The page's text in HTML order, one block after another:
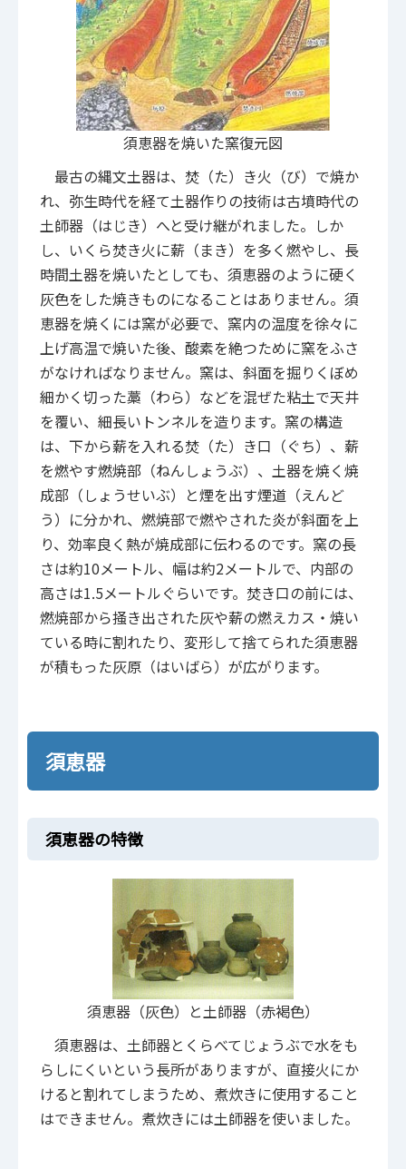
須恵器を焼いた窯復元図
最古の縄文土器は、焚（た）き火（び）で焼か
れ、弥生時代を経て土器作りの技術は古墳時代の
土師器（はじき）へと受け継がれました。しか
し、いくら焚き火に薪（まき）を多く燃やし、長
時間土器を焼いたとしても、須恵器のように硬く
灰色をした焼きものになることはありません。須
恵器を焼くには窯が必要で、窯内の温度を徐々に
上げ高温で焼いた後、酸素を絶つために窯をふさ
がなければなりません。窯は、斜面を掘りくぼめ
細かく切った藁（わら）などを混ぜた粘土で天井
を覆い、細長いトンネルを造ります。窯の構造
は、下から薪を入れる焚（た）き口（ぐち）、薪
を燃やす燃焼部（ねんしょうぶ）、土器を焼く焼
成部（しょうせいぶ）と煙を出す煙道（えんど
う）に分かれ、燃焼部で燃やされた炎が斜面を上
り、効率良く熱が焼成部に伝わるのです。窯の長
さは約10メートル、幅は約2メートルで、内部の
高さは1.5メートルぐらいです。焚き口の前には、
燃焼部から掻き出された灰や薪の燃えカス・焼い
ている時に割れたり、変形して捨てられた須恵器
が積もった灰原（はいばら）が広がります。
須恵器
須恵器の特徴
須恵器（灰色）と土師器（赤褐色）
須恵器は、土師器とくらべてじょうぶで水をも
らしにくいという長所がありますが、直接火にか
けると割れてしまうため、煮炊きに使用すること
はできません。煮炊きには土師器を使いました。